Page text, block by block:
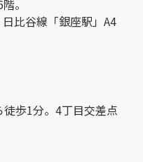
。
比谷線「銀座駅」A4
歩1分。4丁目交差点